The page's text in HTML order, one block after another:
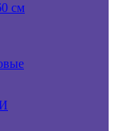
см